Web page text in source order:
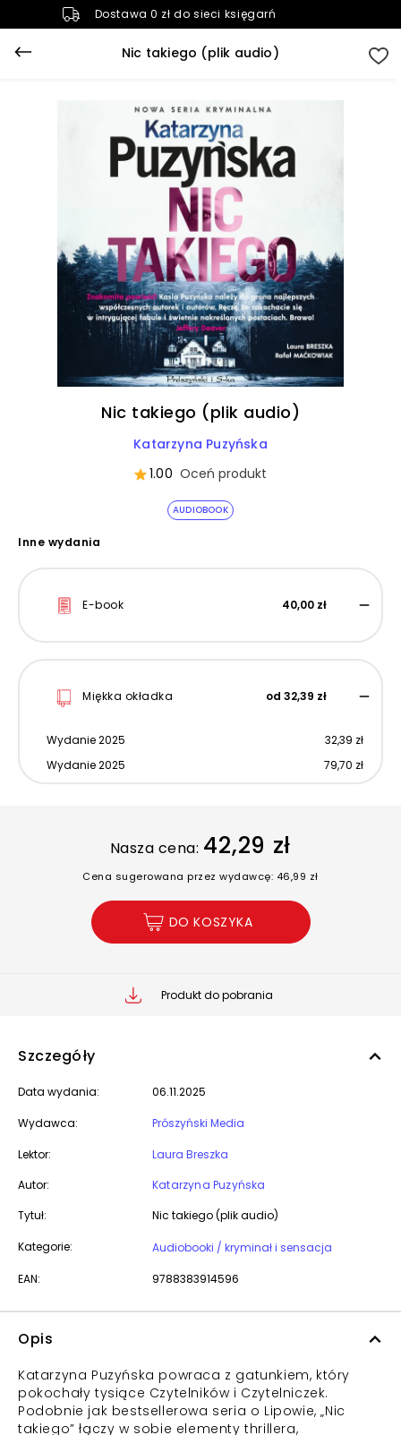
Dostawa 0 zł do sieci księgarń
Nic takiego (plik audio)
AUDIOBOOK
Nic takiego (plik audio)
Katarzyna Puzyńska
1.00 Oceń produkt
Inne wydania
E-book 40,00 zł
Miękka okładka od 32,39 zł
Wydanie 2025
32,39 zł
Wydanie 2025
79,70 zł
Nasza cena: 42,29 zł
Cena sugerowana przez wydawcę: 46,99 zł
DO KOSZYKA
Produkt do pobrania
Szczegóły
Data wydania: 06.11.2025
Wydawca: Prószyński Media
Lektor:
Laura Breszka
Autor:
Katarzyna Puzyńska
Tytuł:
Nic takiego (plik audio)
Kategorie: Audiobooki / kryminał i sensacja
EAN: 9788383914596
Opis
Katarzyna Puzyńska powraca z gatunkiem, który
pokochały tysiące Czytelników i Czytelniczek.
Podobnie jak bestsellerowa seria o Lipowie, „Nic
takiego” łączy w sobie elementy thrillera,